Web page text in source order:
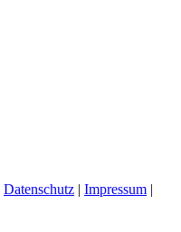
Datenschutz | Impressum |